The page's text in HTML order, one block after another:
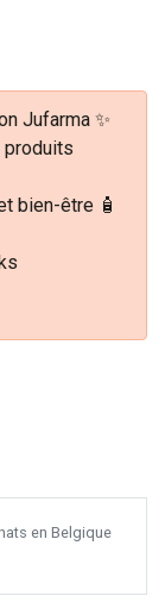
Jufarma ✨
produits
bien-être 🧴
en Belgique